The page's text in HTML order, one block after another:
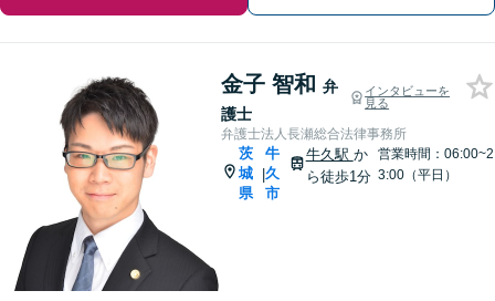
金子 智和 弁
護士
インタビューを
見る
弁護士法人長瀬総合法律事務所
茨
城
県
|
牛
久
市
牛久駅 か
ら徒歩1分
営業時間：06:00~2
3:00（平日）